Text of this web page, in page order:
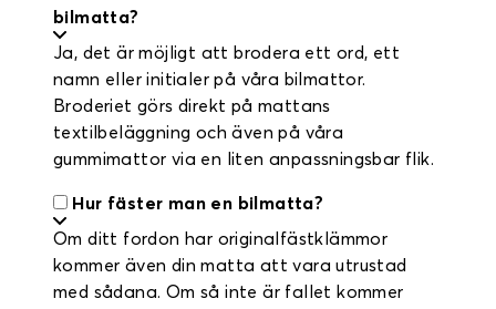
bilmatta?
Ja, det är möjligt att brodera ett ord, ett
namn eller initialer på våra bilmattor.
Broderiet görs direkt på mattans
textilbeläggning och även på våra
gummimattor via en liten anpassningsbar flik.
Hur fäster man en bilmatta?
Om ditt fordon har originalfästklämmor
kommer även din matta att vara utrustad
med sådana. Om så inte är fallet kommer